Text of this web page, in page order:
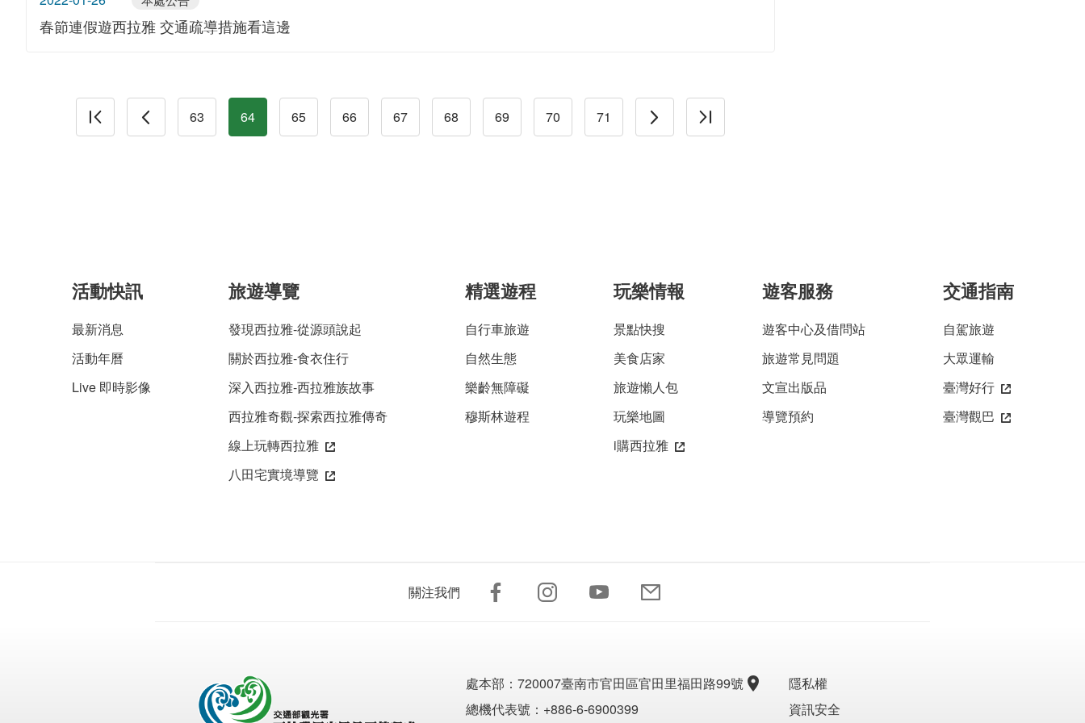
春節連假遊西拉雅 交通疏導措施看這邊
63 64 65 66 67 68 69 70 71
活動快訊
最新消息
活動年曆
Live 即時影像
旅遊導覽
發現西拉雅-從源頭說起
關於西拉雅-食衣住行
深入西拉雅-西拉雅族故事
西拉雅奇觀-探索西拉雅傳奇
線上玩轉西拉雅
八田宅實境導覽
精選遊程
自行車旅遊
自然生態
樂齡無障礙
穆斯林遊程
玩樂情報
景點快搜
美食店家
旅遊懶人包
玩樂地圖
i購西拉雅
遊客服務
遊客中心及借問站
旅遊常見問題
文宣出版品
導覽預約
交通指南
自駕旅遊
大眾運輸
臺灣好行
臺灣觀巴
關注我們
處本部： 720007臺南市官田區官田里福田路99號
總機代表號：+886-6-6900399
隱私權
資訊安全